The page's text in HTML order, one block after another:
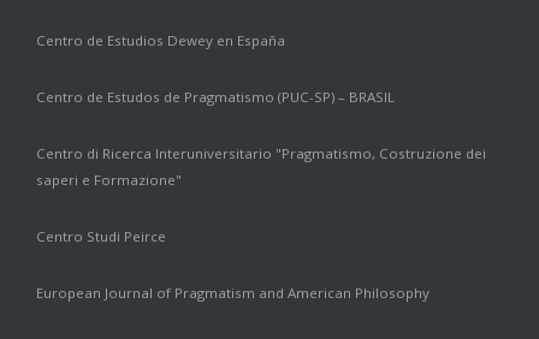
Centro de Estudios Dewey en España
Centro de Estudos de Pragmatismo (PUC-SP) – BRASIL
Centro di Ricerca Interuniversitario "Pragmatismo, Costruzione dei
saperi e Formazione"
Centro Studi Peirce
European Journal of Pragmatism and American Philosophy